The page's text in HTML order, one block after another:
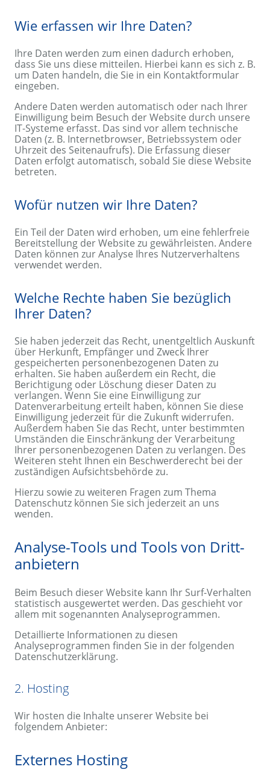
Wie erfassen wir Ihre Daten?
Ihre Daten werden zum einen dadurch erhoben,
dass Sie uns diese mitteilen. Hierbei kann es sich z. B.
um Daten handeln, die Sie in ein Kontaktformular
eingeben.
Andere Daten werden automatisch oder nach Ihrer
Einwilligung beim Besuch der Website durch unsere
IT-Systeme erfasst. Das sind vor allem technische
Daten (z. B. Internetbrowser, Betriebssystem oder
Uhrzeit des Seitenaufrufs). Die Erfassung dieser
Daten erfolgt automatisch, sobald Sie diese Website
betreten.
Wofür nutzen wir Ihre Daten?
Ein Teil der Daten wird erhoben, um eine fehlerfreie
Bereitstellung der Website zu gewährleisten. Andere
Daten können zur Analyse Ihres Nutzerverhaltens
verwendet werden.
Welche Rechte haben Sie bezüglich
Ihrer Daten?
Sie haben jederzeit das Recht, unentgeltlich Auskunft
über Herkunft, Empfänger und Zweck Ihrer
gespeicherten personenbezogenen Daten zu
erhalten. Sie haben außerdem ein Recht, die
Berichtigung oder Löschung dieser Daten zu
verlangen. Wenn Sie eine Einwilligung zur
Datenverarbeitung erteilt haben, können Sie diese
Einwilligung jederzeit für die Zukunft widerrufen.
Außerdem haben Sie das Recht, unter bestimmten
Umständen die Einschränkung der Verarbeitung
Ihrer personenbezogenen Daten zu verlangen. Des
Weiteren steht Ihnen ein Beschwerderecht bei der
zuständigen Aufsichtsbehörde zu.
Hierzu sowie zu weiteren Fragen zum Thema
Datenschutz können Sie sich jederzeit an uns
wenden.
Analyse-Tools und Tools von Dritt­
anbietern
Beim Besuch dieser Website kann Ihr Surf-Verhalten
statistisch ausgewertet werden. Das geschieht vor
allem mit sogenannten Analyseprogrammen.
Detaillierte Informationen zu diesen
Analyseprogrammen finden Sie in der folgenden
Datenschutzerklärung.
2. Hosting
Wir hosten die Inhalte unserer Website bei
folgendem Anbieter:
Externes Hosting